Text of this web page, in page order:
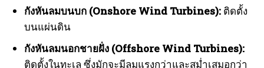
กังหันลมบนบก (Onshore Wind Turbines): ติดตั้ง
บนแผ่นดิน
กังหันลมนอกชายฝั่ง (Offshore Wind Turbines):
ติดตั้งในทะเล ซึ่งมักจะมีลมแรงกว่าและสม่ำเสมอกว่า